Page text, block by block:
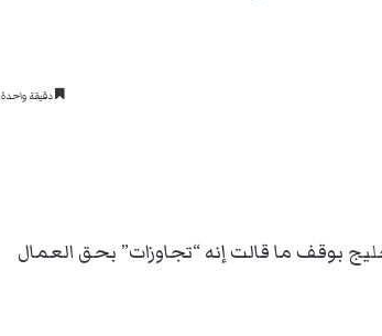
دقيقة واحدة
الخليج بوقف ما قالت إنه “تجاوزات” بحق العمال